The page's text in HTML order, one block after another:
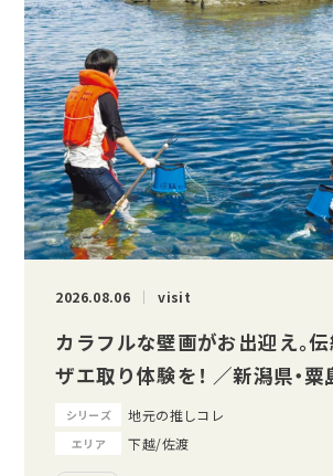
2026.08.06 visit
カラフルな壁画がお出迎え。
ザエ取り体験を！ ／新潟県・
シリーズ 地元の推しコレ
エリア 下越/佐渡